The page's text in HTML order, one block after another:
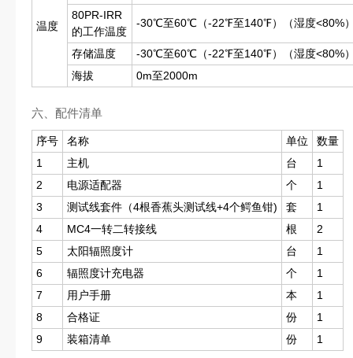
温度
80PR-IRR
的工作温度
-30℃至60℃（-22℉至140℉）（湿度<80%
存储温度
-30℃至60℃（-22℉至140℉）（湿度<80%
海拔
0m至2000m
六、配件清单
序号 名称 单位
数量
1
主机 台
1
2
电源适配器 个
1
3
测试线套件（4根香蕉头测试线+4个鳄鱼钳) 套
1
4
MC4一转二转接线 根
2
5
太阳辐照度计 台
1
6
辐照度计充电器 个
1
7
用户手册 本
1
8
合格证 份
1
9
装箱清单 份 1